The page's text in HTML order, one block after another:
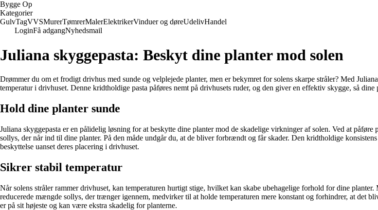
Bygge Op
Kategorier
GulvTagVVSMurerTømrerMalerElektrikerVinduer og døreUdelivHandel
LoginFå adgangNyhedsmail
Juliana skyggepasta: Beskyt dine planter mod solen
Drømmer du om et frodigt drivhus med sunde og velplejede planter, men er bekymret for solens skarpe stråler? Med
temperatur i drivhuset. Denne kridtholdige pasta påføres nemt på drivhusets ruder, og den giver en effektiv skygge, så
Hold dine planter sunde
Juliana skyggepasta er en pålidelig løsning for at beskytte dine planter mod de skadelige virkninger af solen. Ved at
sollys, der når ind til dine planter. På den måde undgår du, at de bliver forbrændt og får skader. Den kridtholdige
beskyttelse uanset deres placering i drivhuset.
Sikrer stabil temperatur
Når solens stråler rammer drivhuset, kan temperaturen hurtigt stige, hvilket kan skabe ubehagelige forhold for dine
reducerede mængde sollys, der trænger igennem, medvirker til at holde temperaturen mere konstant og forhindrer, at det
er på sit højeste og kan være ekstra skadelig for planterne.